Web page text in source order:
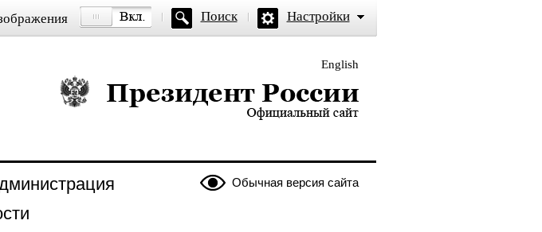
Поиск Настройки
English
Президент России — официальный сайт
Обычная версия сайта